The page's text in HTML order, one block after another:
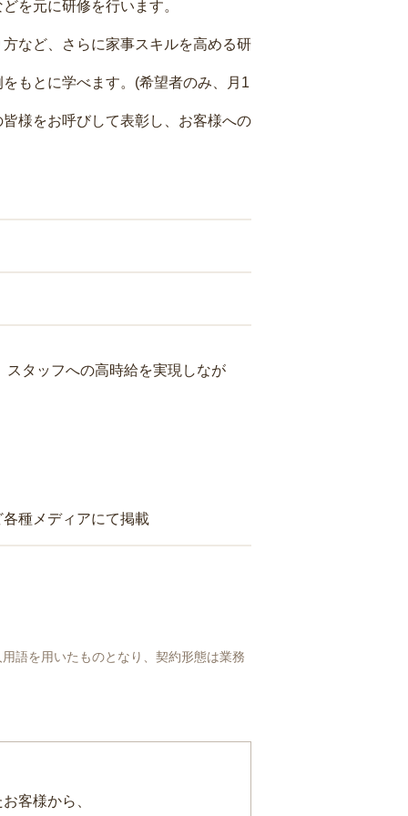
を元に研修を行います。
など、さらに家事スキルを高める研
もとに学べます。(希望者のみ、月1
様をお呼びして表彰し、お客様への
タッフへの高時給を実現しなが
種メディアにて掲載
語を用いたものとなり、契約形態は業務
客様から、